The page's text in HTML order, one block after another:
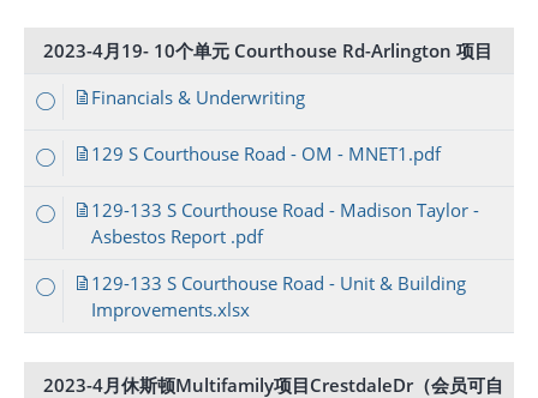
2023-4月19- 10个单元 Courthouse Rd-Arlington 项目
Financials & Underwriting
129 S Courthouse Road - OM - MNET1.pdf
129-133 S Courthouse Road - Madison Taylor -
Asbestos Report .pdf
129-133 S Courthouse Road - Unit & Building
Improvements.xlsx
2023-4月休斯顿Multifamily项目CrestdaleDr（会员可自